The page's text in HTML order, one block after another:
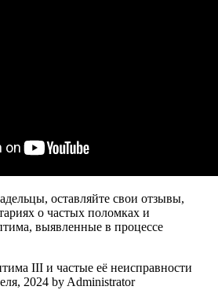
оставляйте свои отзывы,
о частых поломках и
выявленные в процессе
III и частые её неисправности
2024 by Administrator